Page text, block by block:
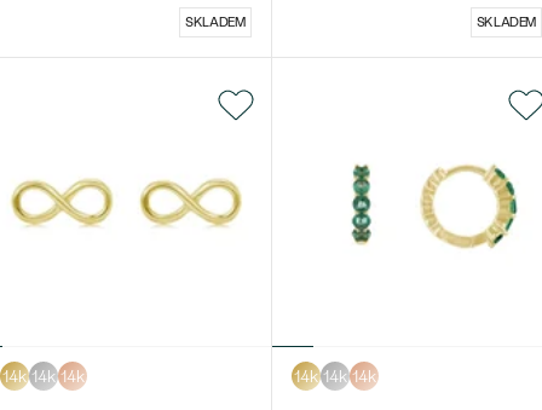
SKLADEM SKLADEM
14k 14k 14k 14k 14k 14k